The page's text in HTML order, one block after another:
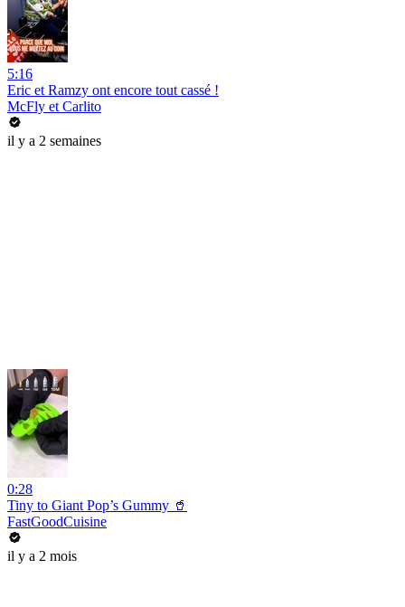
5:16
Eric et Ramzy ont encore tout cassé !
McFly et Carlito
il y a 2 semaines
0:28
Tiny to Giant Pop’s Gummy 🥤
FastGoodCuisine
il y a 2 mois